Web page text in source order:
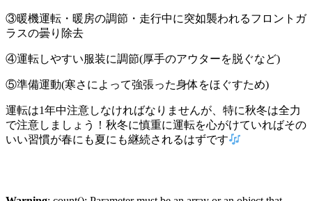
③暖機運転・暖房の調節・走行中に突如襲われるフロントガ
ラスの曇り除去
④運転しやすい服装に調節(厚手のアウターを脱ぐなど)
⑤準備運動(寒さによって強張った身体をほぐすため)
運転は1年中注意しなければなりませんが、特に秋冬は全力
で注意しましょう！秋冬に慎重に運転を心がけていればその
いい習慣が春にも夏にも継続されるはずです